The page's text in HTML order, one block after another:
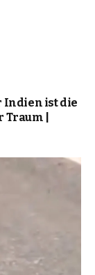
Indien ist die
|